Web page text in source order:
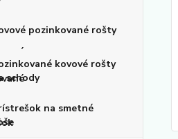
pozinkované rošty
kovové rošty
schody
na smetné